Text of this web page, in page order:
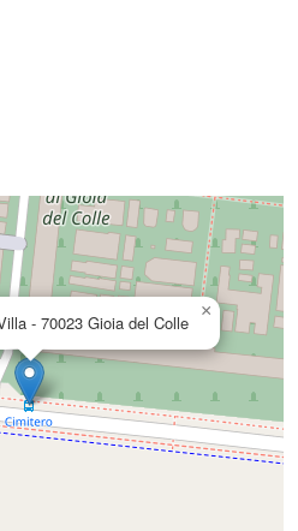
- 70023 Gioia del Colle
×